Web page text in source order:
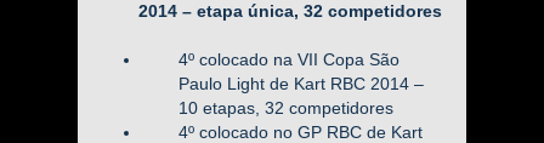
2014 – etapa única, 32 competidores
4º colocado na VII Copa São
Paulo Light de Kart RBC 2014 –
10 etapas, 32 competidores
4º colocado no GP RBC de Kart